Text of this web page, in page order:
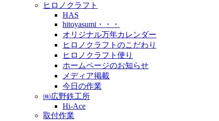
ヒロノクラフト
HAS
hitoyasumi・・・
オリジナル万年カレンダー
ヒロノクラフトのこだわり
ヒロノクラフト便り
ホームページのお知らせ
メディア掲載
今日の作業
㈱広野鉄工所
Hi-Ace
取付作業